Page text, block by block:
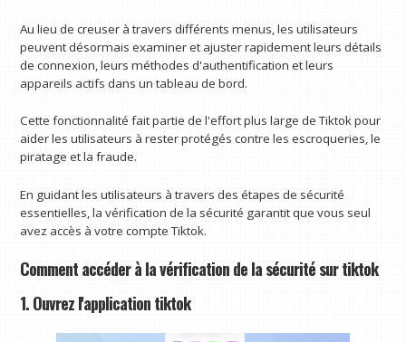
Au lieu de creuser à travers différents menus, les utilisateurs
peuvent désormais examiner et ajuster rapidement leurs détails
de connexion, leurs méthodes d'authentification et leurs
appareils actifs dans un tableau de bord.
Cette fonctionnalité fait partie de l'effort plus large de Tiktok pour
aider les utilisateurs à rester protégés contre les escroqueries, le
piratage et la fraude.
En guidant les utilisateurs à travers des étapes de sécurité
essentielles, la vérification de la sécurité garantit que vous seul
avez accès à votre compte Tiktok.
Comment accéder à la vérification de la sécurité sur tiktok
1. Ouvrez l'application tiktok